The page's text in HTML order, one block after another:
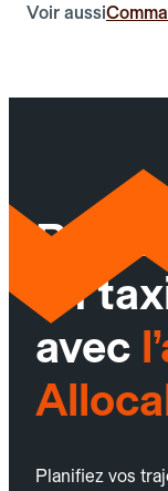
Voir aussi
un
avec
Planifiez vos